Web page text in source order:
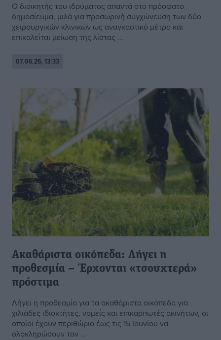
Ο διοικητής του ιδρύματος απαντά στο πρόσφατο
δημοσίευμα, μιλά για προσωρινή συγχώνευση των δύο
χειρουργικών κλινικών ως αναγκαστικό μέτρο και
επικαλείται μείωση της λίστας ...
07.06.26, 13:33
Ακαθάριστα οικόπεδα: Λήγει η
προθεσμία – Έρχονται «τσουχτερά»
πρόστιμα
Λήγει η προθεσμία για τα ακαθάριστα οικόπεδα για
χιλιάδες ιδιοκτήτες, νομείς και επικαρπωτές ακινήτων, οι
οποίοι έχουν περιθώριο έως τις 15 Ιουνίου να
ολοκληρώσουν τον ...